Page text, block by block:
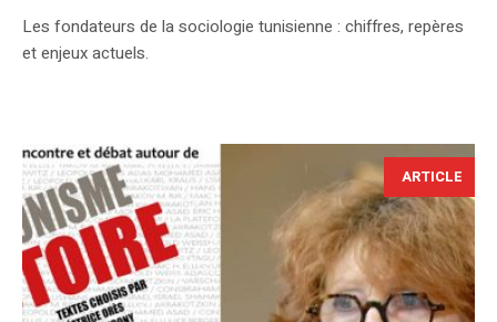
Les fondateurs de la sociologie tunisienne : chiffres, repères
et enjeux actuels.
ARTICLE